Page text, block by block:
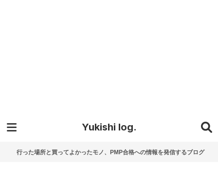
Yukishi log.
行った場所と買ってよかったモノ、PMP合格への情報を発信するブログ